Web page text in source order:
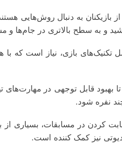
بازیکنان به دنبال روش‌هایی
و به سطح بالاتری در جام‌ها و
بازی، نیاز است که
قابل توجهی در مهارت‌های
نفره شود.
کردن در مسابقات،
نیز کمک کننده است.